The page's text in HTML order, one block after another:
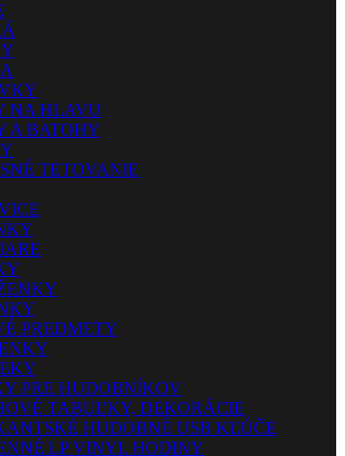
NA HLAVU
A BATOHY
TETOVANIE
PREDMETY
PRE HUDOBNÍKOV
TABUĽKY, DEKORÁCIE
HUDOBNÉ USB KĽÚČE
LP VINYL HODINY